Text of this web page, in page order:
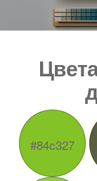
#84c327